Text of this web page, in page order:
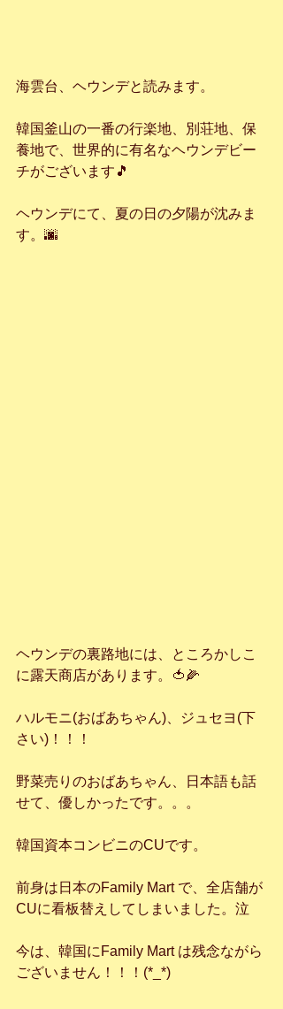
海雲台、ヘウンデと読みます。
韓国釜山の一番の行楽地、別荘地、保
養地で、世界的に有名なヘウンデビー
チがございます🎵
ヘウンデにて、夏の日の夕陽が沈みま
す。🌆
ヘウンデの裏路地には、ところかしこ
に露天商店があります。🍅🌽
ハルモニ(おばあちゃん)、ジュセヨ(下
さい)！！！
野菜売りのおばあちゃん、日本語も話
せて、優しかったです。。。
韓国資本コンビニのCUです。
前身は日本のFamily Mart で、全店舗が
CUに看板替えしてしまいました。泣
今は、韓国にFamily Mart は残念ながら
ございません！！！(*_*)